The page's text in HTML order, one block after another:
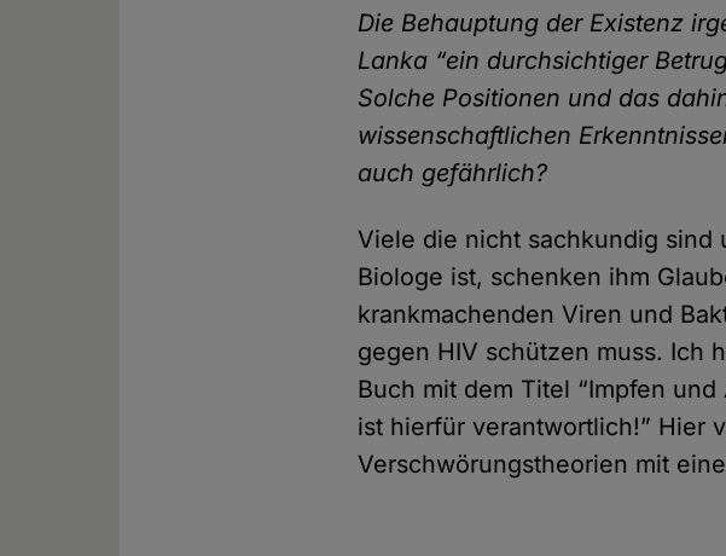
Die Behauptung der Existenz
Lanka “ein durchsichtiger
Solche Positionen und das
wissenschaftlichen
auch gefährlich?
Viele die nicht sachkundig sind
Biologe ist, schenken ihm
krankmachenden Viren und
gegen HIV schützen muss. Ich
Buch mit dem Titel “Impfen
ist hierfür verantwortlich!” Hier
Verschwörungstheorien mit